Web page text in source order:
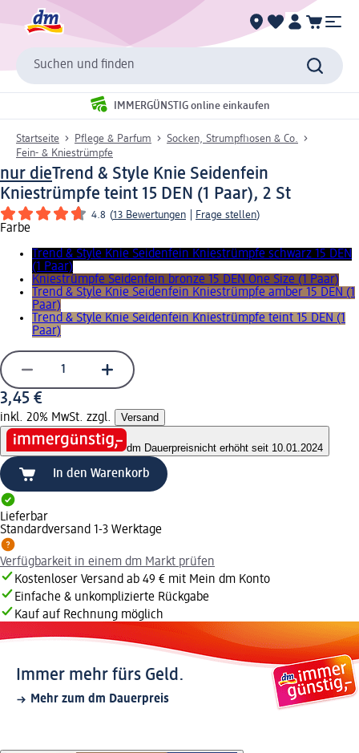
Suchen und finden
IMMERGÜNSTIG online einkaufen
Startseite Pflege & Parfum
Socken, Strumpfhosen & Co.
Fein- & Kniestrümpfe
nur dieTrend & Style Knie Seidenfein
Kniestrümpfe teint 15 DEN (1 Paar), 2 St
4.8 (13 Bewertungen Frage stellen)
Farbe
Trend & Style Knie Seidenfein Kniestrümpfe schwarz 15 DEN
(1 Paar)
Kniestrümpfe Seidenfein bronze 15 DEN One Size (1 Paar)
Trend & Style Knie Seidenfein Kniestrümpfe amber 15 DEN (1
Paar)
Trend & Style Knie Seidenfein Kniestrümpfe teint 15 DEN (1
Paar)
3,45 €
inkl. 20% MwSt. zzgl. Versand
dm Dauerpreisnicht erhöht seit 10.01.2024
In den Warenkorb
Lieferbar
Standardversand 1-3 Werktage
Verfügbarkeit in einem dm Markt prüfen
Kostenloser Versand ab 49 € mit Mein dm Konto
Einfache & unkomplizierte Rückgabe
Kauf auf Rechnung möglich
Immer mehr fürs Geld.
Mehr zum dm Dauerpreis